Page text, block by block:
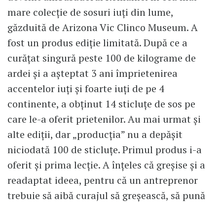
mare colecție de sosuri iuți din lume,
găzduită de Arizona Vic Clinco Museum. A
fost un produs ediție limitată. După ce a
curățat singură peste 100 de kilograme de
ardei și a așteptat 3 ani împrietenirea
accentelor iuți și foarte iuți de pe 4
continente, a obținut 14 sticluțe de sos pe
care le-a oferit prietenilor. Au mai urmat și
alte ediții, dar „producția” nu a depășit
niciodată 100 de sticluțe. Primul produs i-a
oferit și prima lecție. A înțeles că greșise și a
readaptat ideea, pentru că un antreprenor
trebuie să aibă curajul să greșească, să pună